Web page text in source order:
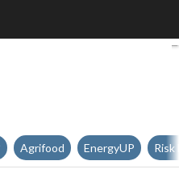
e utilizzo di CO2: IBM
Agrifood EnergyUP Risk